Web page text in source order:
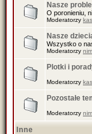
Nasze
O poronieniu,
Moderatorzy
Nasze
Wszystko o
Moderatorzy
Plotki i
Moderatorzy
Pozostałe
Moderatorzy
Inne